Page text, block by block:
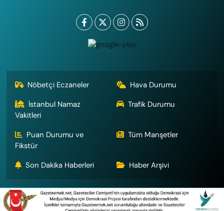
Nöbetçi Eczaneler
Hava Durumu
İstanbul Namaz
Vakitleri
Trafik Durumu
Puan Durumu ve
Fikstür
Tüm Manşetler
Son Dakika Haberleri Haber Arşivi